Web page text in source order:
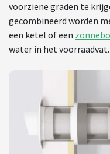
voorziene graden te
gecombineerd worden
een ketel of een
water in het voorraadvat.